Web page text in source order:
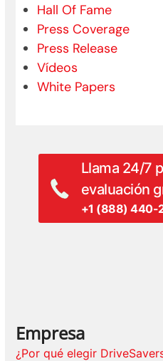
Hall Of Fame
Press Coverage
Press Release
Vídeos
White Papers
Llama 24/7
evaluación
+1 (888) 440-
Empresa
¿Por qué elegir